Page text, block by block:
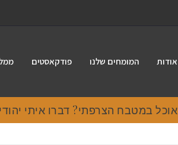
אודות המומחים שלנו פודקאסטים
במטבח הצרפתי? דברו איתי יהודית לוטואק